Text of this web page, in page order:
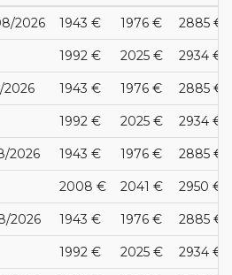
2026 1943 € 1976 € 2885 €
1992 € 2025 € 2934 €
2026 1943 € 1976 € 2885 €
1992 € 2025 € 2934 €
2026 1943 € 1976 € 2885 €
2008 € 2041 € 2950 €
2026 1943 € 1976 € 2885 €
1992 € 2025 € 2934 €